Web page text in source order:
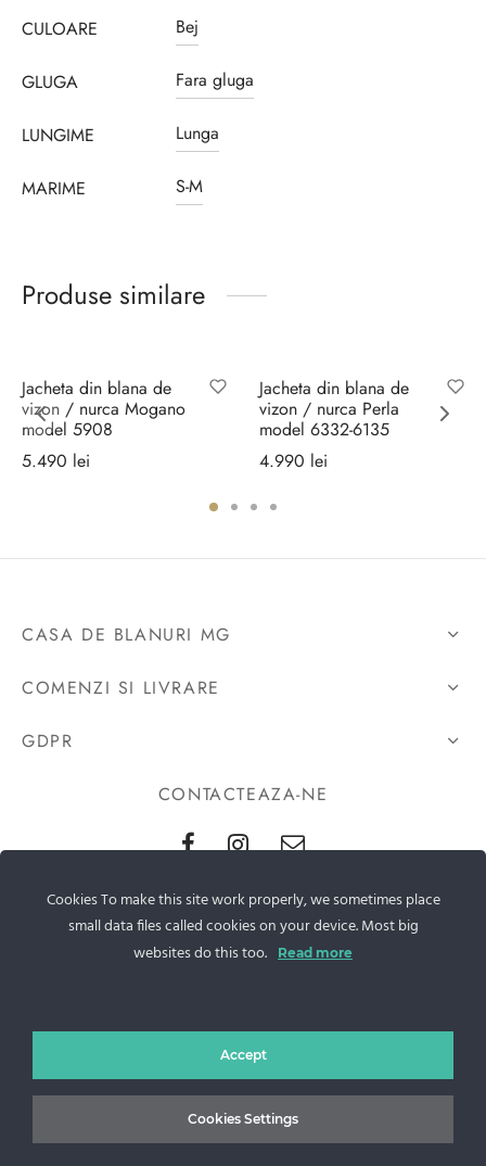
CULOARE Bej
GLUGA Fara gluga
LUNGIME Lunga
MARIME S-M
Produse similare
Jacheta din blana de
vizon / nurca Mogano
model 5908
5.490 lei
Jacheta din blana de
vizon / nurca Perla
model 6332-6135
4.990 lei
CASA DE BLANURI MG
COMENZI SI LIVRARE
GDPR
CONTACTEAZA-NE
+40 727 225 262
Cookies To make this site work properly, we sometimes place
small data files called cookies on your device. Most big
websites do this too.
Read more
Accept
Cookies Settings